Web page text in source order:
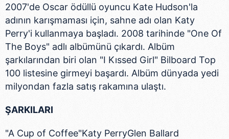
2007'de Oscar ödüllü oyuncu Kate Hudson'la
adının karışmaması için, sahne adı olan Katy
Perry'i kullanmaya başladı. 2008 tarihinde "One Of
The Boys" adlı albümünü çıkardı. Albüm
şarkılarından biri olan "I Kıssed Girl" Bilboard Top
100 listesine girmeyi başardı. Albüm dünyada yedi
milyondan fazla satış rakamına ulaştı.
ŞARKILARI
"A Cup of Coffee"Katy PerryGlen Ballard